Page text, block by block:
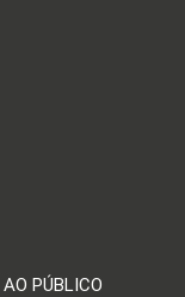
PÚBLICO